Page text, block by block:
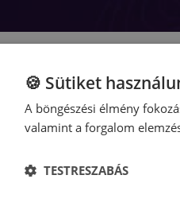
🍪 Sütiket
A böngészési élmény
valamint a forgalom
TESTRESZABÁS